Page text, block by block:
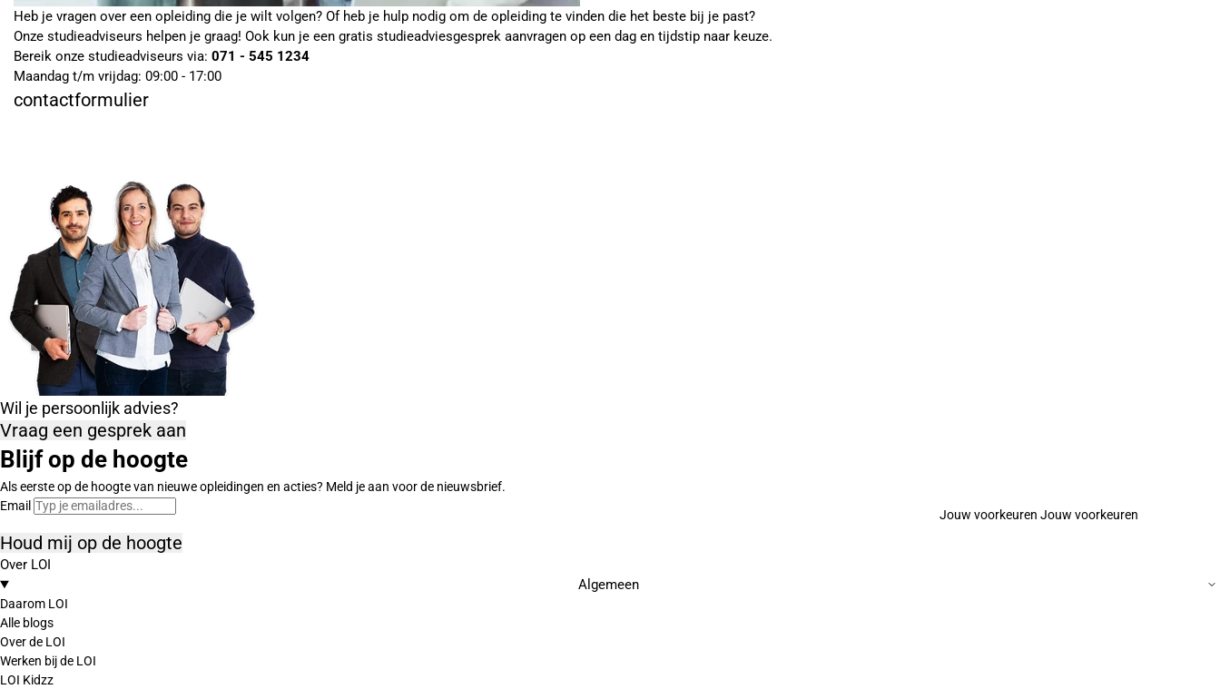
Heb je vragen over een opleiding die je wilt volgen? Of heb je hulp nodig om de opleiding te vinden die het beste bij je past?
Onze studieadviseurs helpen je graag! Ook kun je een gratis studieadviesgesprek aanvragen op een dag en tijdstip naar keuze.
Bereik onze studieadviseurs via: 071 - 545 1234
Maandag t/m vrijdag: 09:00 - 17:00
contactformulier
Wil je persoonlijk advies?
Vraag een gesprek aan
Blijf op de hoogte
Als eerste op de hoogte van nieuwe opleidingen en acties? Meld je aan voor de nieuwsbrief.
Email
Jouw voorkeuren
Houd mij op de hoogte
Over LOI
Algemeen
Daarom LOI
Alle blogs
Over de LOI
Werken bij de LOI
LOI Kidzz